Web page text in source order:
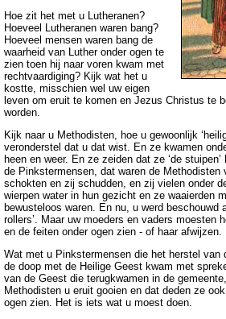
Hoe zit het met u Lutheranen?
Hoeveel Lutheranen waren bang?
Hoeveel mensen waren bang de
waarheid van Luther onder ogen te
zien toen hij naar voren kwam met
rechtvaardiging? Kijk wat het u
kostte, misschien wel uw eigen
leven om eruit te komen en Jezus Christus te
worden.
Kijk naar u Methodisten, hoe u gewoonlijk
veronderstel dat u dat wist. En ze kwamen
heen en weer. En ze zeiden dat ze ‘de
de Pinkstermensen, dat waren de Methodisten
schokten en zij schudden, en zij vielen onder
wierpen water in hun gezicht en ze waaierden
bewusteloos waren. En nu, u werd beschouwd
rollers’. Maar uw moeders en vaders moesten
en de feiten onder ogen zien - of haar afwijzen.
Wat met u Pinkstermensen die het herstel van
de doop met de Heilige Geest kwam met
van de Geest die terugkwamen in de
Methodisten u eruit gooien en dat deden ze
ogen zien. Het is iets wat u moest doen.